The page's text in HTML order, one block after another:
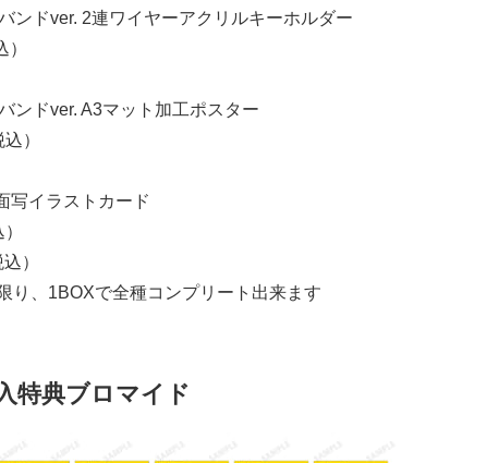
ンドver. 2連ワイヤーアクリルキーホルダー
ンドver. A3マット加工ポスター
）
写イラストカード
）
り、1BOXで全種コンプリート出来ます
特典ブロマイド